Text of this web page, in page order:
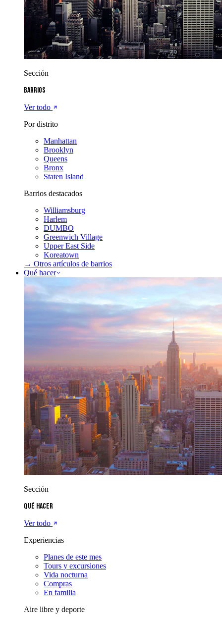
Sección
Barrios
Ver todo
Por distrito
Manhattan
Brooklyn
Queens
Bronx
Staten Island
Barrios destacados
Williamsburg
Harlem
DUMBO
Greenwich Village
Upper East Side
Koreatown
→ Otros artículos de barrios
Qué hacer
Sección
Qué hacer
Ver todo
Experiencias
Planes de este mes
Tours y excursiones
Vida nocturna
Compras
En familia
Aire libre y deporte